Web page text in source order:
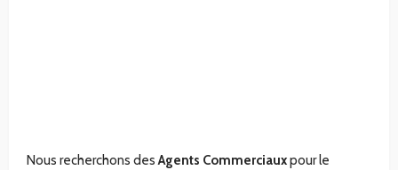
Nous recherchons desAgents Commerciauxpour le